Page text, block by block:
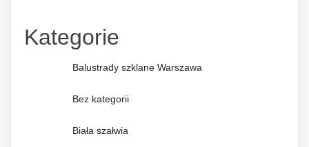
Kategorie
Balustrady szklane Warszawa
Bez kategorii
Biała szałwia